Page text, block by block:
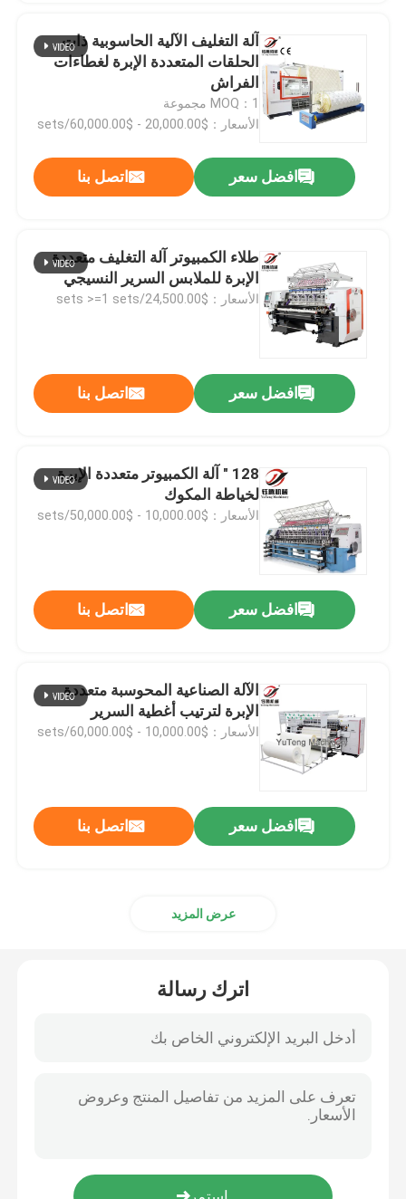
آلة التغليف الآلية الحاسوبية ذات
الحلقات المتعددة الإبرة لغطاءات
الفراش
MOQ：1 مجموعة
الأسعار：$20,000.00 - $60,000.00/sets
افضل سعر اتصل بنا
طلاء الكمبيوتر آلة التغليف متعددة
الإبرة للملابس السرير النسيجي
الأسعار：$24,500.00/sets >=1 sets
افضل سعر اتصل بنا
128 " آلة الكمبيوتر متعددة الإبرة
لخياطة المكوك
الأسعار：$10,000.00 - $50,000.00/sets
افضل سعر اتصل بنا
الآلة الصناعية المحوسبة متعددة
الإبرة لترتيب أغطية السرير
الأسعار：$10,000.00 - $60,000.00/sets
افضل سعر اتصل بنا
عرض المزيد
اترك رسالة